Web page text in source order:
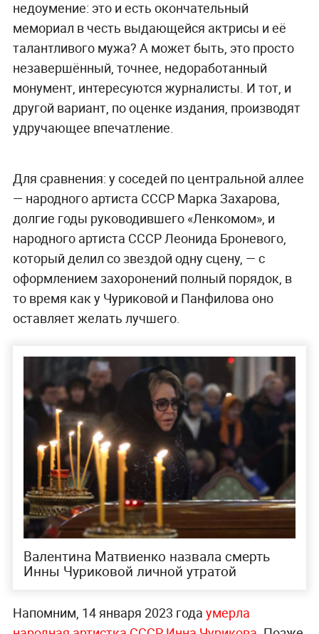
недоумение: это и есть окончательный
мемориал в честь выдающейся актрисы и её
талантливого мужа? А может быть, это просто
незавершённый, точнее, недоработанный
монумент, интересуются журналисты. И тот, и
другой вариант, по оценке издания, производят
удручающее впечатление.
Для сравнения: у соседей по центральной аллее
— народного артиста СССР Марка Захарова,
долгие годы руководившего «Ленкомом», и
народного артиста СССР Леонида Броневого,
который делил со звездой одну сцену, — с
оформлением захоронений полный порядок, в
то время как у Чуриковой и Панфилова оно
оставляет желать лучшего.
Валентина Матвиенко назвала смерть
Инны Чуриковой личной утратой
Напомним, 14 января 2023 года умерла